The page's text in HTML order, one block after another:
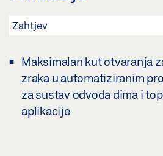
Maksimalan kut otvaranja
zraka u automatiziranim
za sustav odvoda dima i
aplikacije